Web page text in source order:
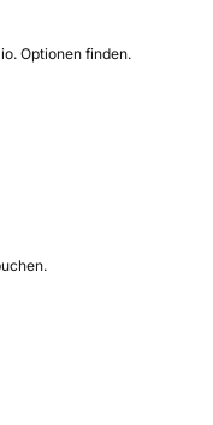
Optionen finden.